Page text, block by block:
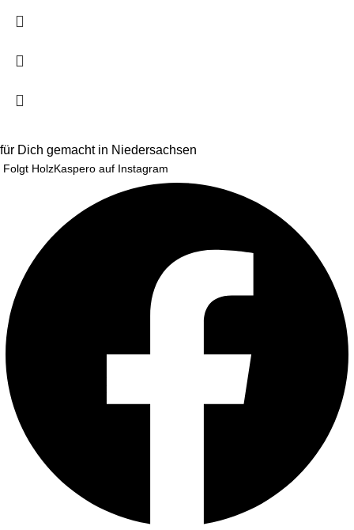
für Dich gemacht in Niedersachsen
Folgt HolzKaspero auf Instagram